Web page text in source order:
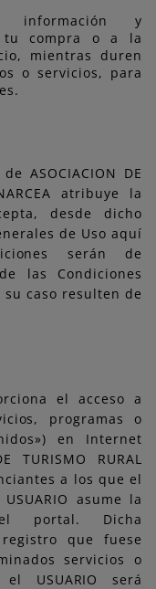
información y
tu compra o a la
mientras duren
o servicios, para
ASOCIACION DE
atribuye la
desde dicho
de Uso aquí
serán de
las Condiciones
caso resulten de
el acceso a
programas o
en Internet
TURISMO RURAL
a los que el
asume la
portal. Dicha
que fuese
servicios o
USUARIO será